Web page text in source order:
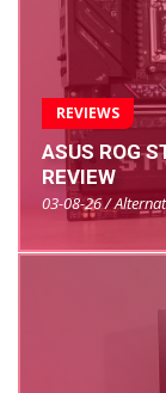
REVIEWS
ASUS ROG
REVIEW
03-08-26 /